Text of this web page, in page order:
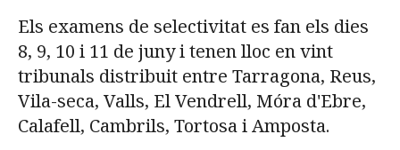
Més categories
Els examens de selectivitat es fan els dies
8, 9, 10 i 11 de juny i tenen lloc en vint
tribunals distribuit entre Tarragona, Reus,
Vila-seca, Valls, El Vendrell, Móra d'Ebre,
Calafell, Cambrils, Tortosa i Amposta.